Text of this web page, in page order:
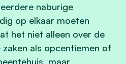
naburige
op elkaar moeten
het niet alleen over de
als opcentiemen of
maar